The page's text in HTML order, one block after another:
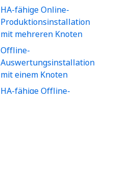
HA-fähige Online-
Produktionsinstallation
mit mehreren Knoten
Offline-
Auswertungsinstallation
mit einem Knoten
HA-fähige Offline-